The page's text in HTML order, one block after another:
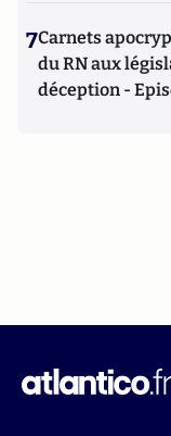
7Carnets
du RN aux
déception -